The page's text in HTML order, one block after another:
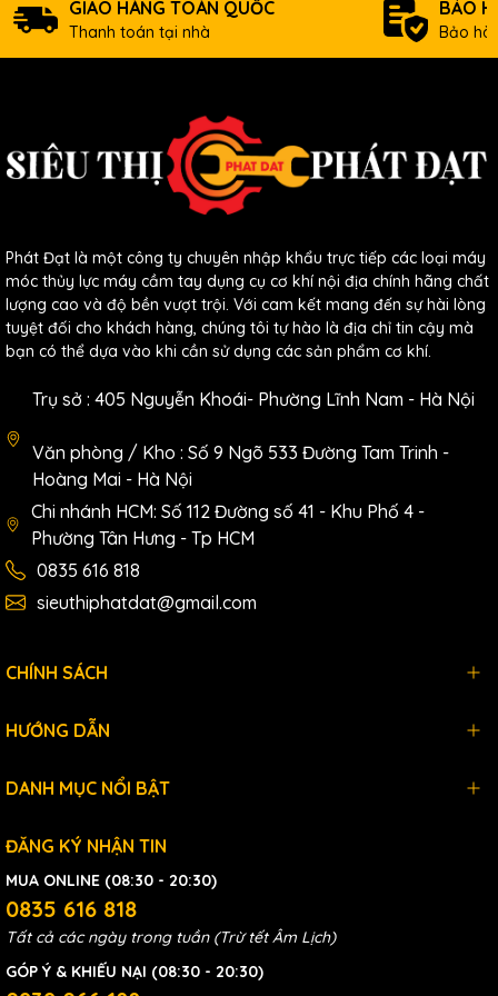
CÁC LOẠI
bấm cos thủy lực,Kìm cắt cáp thủy
lực,Kìm cắt cáp nhông,kích thủy lực,vam
2 MÁY CẦM TAY:Máy hàn, Máy khoan
điện,Máy khoan pin,Máy mài,Máy
cưa,máy cắt.Máy chà tường,máy xoa
vữa,máy ốp lát,máy phun sơn,máy rửa
móc các loại rửa xe nén khí phun sơn chà
tường...
GIAO HÀNG TOÀN QUỐC - NHẬN
HÀNG XEM HÀNG MỚI THANH TOÁN
Bán hàng giao hàng tận nơi, thời gian giao
Hà Nội)
☎HOTLINE & ZALO: 0972 883 268 -
Fanpage:
https://www.facebook.com/
https://www.facebook.com/sieuchomaymoc/
💻 Website:https://phatdattools.com/
https://sieuthiphatdat.com/
GIAO HÀNG TOÀN QUỐC
Thanh toán tại nhà
BẢO
Bảo
Phát Đạt là một công ty chuyên nhập khẩu trực tiếp các loại máy
móc thủy lực máy cầm tay dụng cụ cơ khí nội địa chính hãng chất
lượng cao và độ bền vượt trội. Với cam kết mang đến sự hài lòng
tuyệt đối cho khách hàng, chúng tôi tự hào là địa chỉ tin cậy mà
bạn có thể dựa vào khi cần sử dụng các sản phẩm cơ khí.
Trụ sở : 405 Nguyễn Khoái- Phường Lĩnh Nam - Hà Nội
Văn phòng / Kho : Số 9 Ngõ 533 Đường Tam Trinh -
Hoàng Mai - Hà Nội
Chi nhánh HCM: Số 112 Đường số 41 - Khu Phố 4 -
Phường Tân Hưng - Tp HCM
0835 616 818
sieuthiphatdat@gmail.com
CHÍNH SÁCH
HƯỚNG DẪN
DANH MỤC NỔI BẬT
ĐĂNG KÝ NHẬN TIN
MUA ONLINE (08:30 - 20:30)
0835 616 818
Tất cả các ngày trong tuần (Trừ tết Âm Lịch)
GÓP Ý & KHIẾU NẠI (08:30 - 20:30)